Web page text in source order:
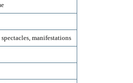
spectacles, manifestations